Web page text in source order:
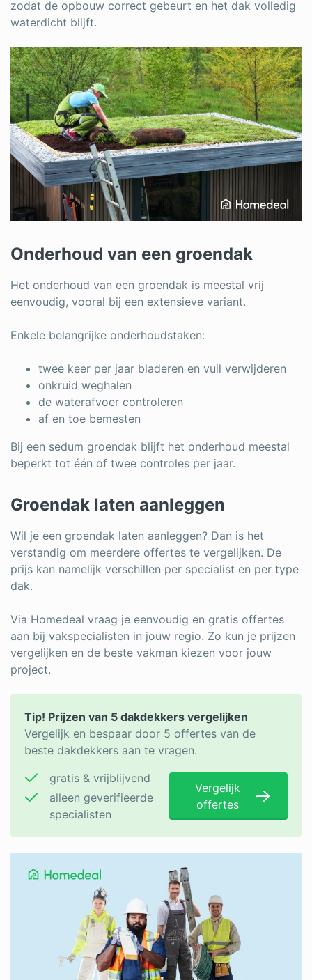
zodat de opbouw correct gebeurt en het dak volledig
waterdicht blijft.
Onderhoud van een groendak
Het onderhoud van een groendak is meestal vrij
eenvoudig, vooral bij een extensieve variant.
Enkele belangrijke onderhoudstaken:
twee keer per jaar bladeren en vuil verwijderen
onkruid weghalen
de waterafvoer controleren
af en toe bemesten
Bij een sedum groendak blijft het onderhoud meestal
beperkt tot één of twee controles per jaar.
Groendak laten aanleggen
Wil je een groendak laten aanleggen? Dan is het
verstandig om meerdere offertes te vergelijken. De
prijs kan namelijk verschillen per specialist en per type
dak.
Via Homedeal vraag je eenvoudig en gratis offertes
aan bij vakspecialisten in jouw regio. Zo kun je prijzen
vergelijken en de beste vakman kiezen voor jouw
project.
Tip! Prijzen van 5 dakdekkers vergelijken
Vergelijk en bespaar door 5 offertes van de
beste dakdekkers aan te vragen.
gratis & vrijblijvend
alleen geverifieerde
specialisten
Vergelijk
offertes